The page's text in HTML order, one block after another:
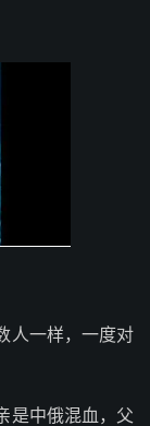
人一样，一度对
是中俄混血，父